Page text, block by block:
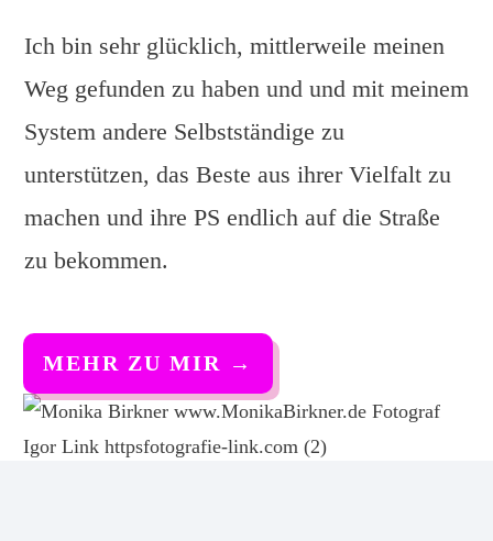
Ich bin sehr glücklich, mittlerweile meinen
Weg gefunden zu haben und und mit meinem
System andere Selbstständige zu
unterstützen, das Beste aus ihrer Vielfalt zu
machen und ihre PS endlich auf die Straße
zu bekommen.
MEHR ZU MIR →